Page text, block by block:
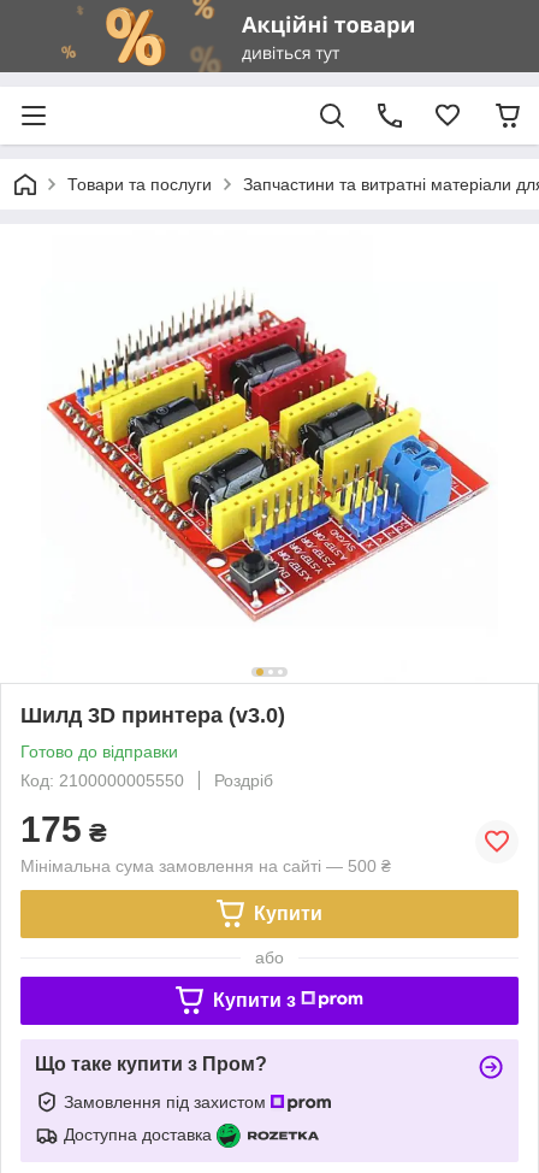
Товари та послуги Запчастини та витратні матеріали
Шилд 3D принтера (v3.0)
Готово до відправки
Код: 2100000005550
Роздріб
175 ₴
Мінімальна сума замовлення на сайті — 500 ₴
Купити
або
Купити з
Що таке купити з Пром?
Замовлення під захистом
Доступна доставка